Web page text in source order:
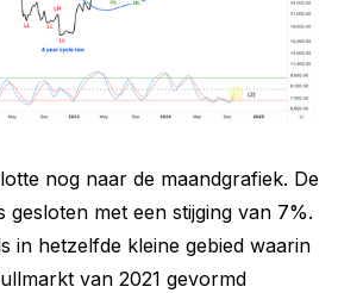
nog naar de maandgrafiek. De
gesloten met een stijging van 7%.
in hetzelfde kleine gebied waarin
van 2021 gevormd